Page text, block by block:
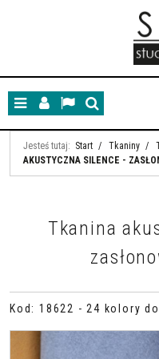
MenuPanelLangSzukaj
Jesteś tutaj: Start / Tkaniny /
AKUSTYCZNA SILENCE -
Tkanina
Kod : 18622 - 24 kolory